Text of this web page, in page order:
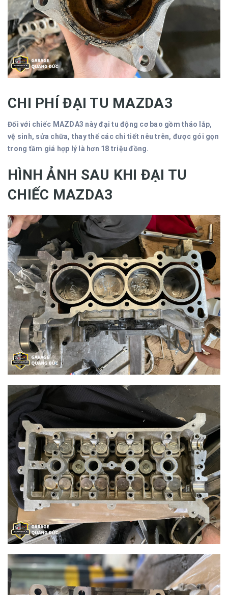
CHI PHÍ ĐẠI TU MAZDA3
Đối với chiếc MAZDA3 này đại tu động cơ bao gồm tháo lắp,
vệ sinh, sửa chữa, thay thế các chi tiết nêu trên, được gói gọn
trong tầm giá hợp lý là hơn 18 triệu đồng.
HÌNH ẢNH SAU KHI ĐẠI TU
CHIẾC MAZDA3